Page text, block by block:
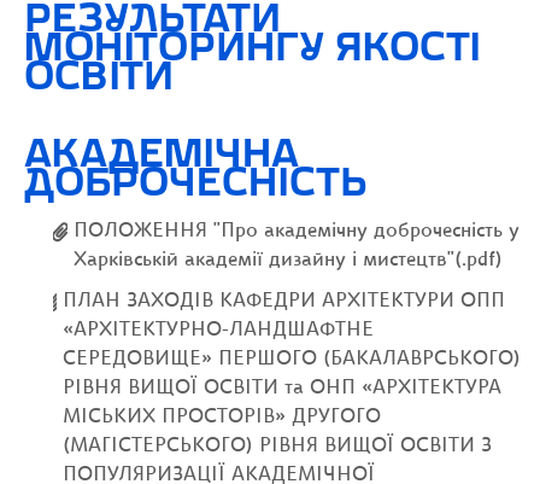
РЕЗУЛЬТАТИ
МОНІТОРИНГУ ЯКОСТІ
ОСВІТИ
АКАДЕМІЧНА
ДОБРОЧЕСНІСТЬ
ПОЛОЖЕННЯ "Про академічну доброчесність у
Харківській академії дизайну і мистецтв"(.pdf)
ПЛАН ЗАХОДІВ КАФЕДРИ АРХІТЕКТУРИ ОПП
«АРХІТЕКТУРНО-ЛАНДШАФТНЕ
СЕРЕДОВИЩЕ» ПЕРШОГО (БАКАЛАВРСЬКОГО)
РІВНЯ ВИЩОЇ ОСВІТИ та ОНП «АРХІТЕКТУРА
МІСЬКИХ ПРОСТОРІВ» ДРУГОГО
(МАГІСТЕРСЬКОГО) РІВНЯ ВИЩОЇ ОСВІТИ З
ПОПУЛЯРИЗАЦІЇ АКАДЕМІЧНОЇ